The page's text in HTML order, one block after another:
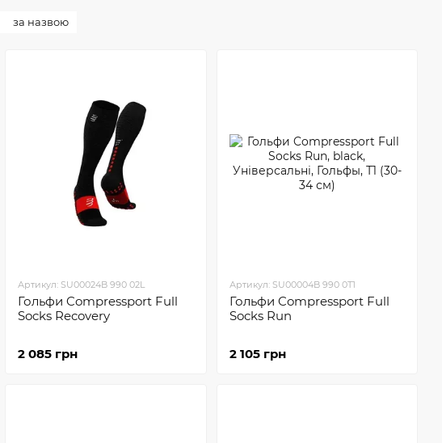
за назвою
Артикул: SU00024B 990 02L
Гольфи Compressport Full
Socks Recovery
2 085 грн
Артикул: SU00004B 990 0T1
Гольфи Compressport Full
Socks Run
2 105 грн